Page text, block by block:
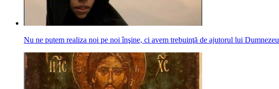
Nu ne putem realiza noi pe noi înşine, ci avem trebuinţă de ajutorul lui Dumnezeu